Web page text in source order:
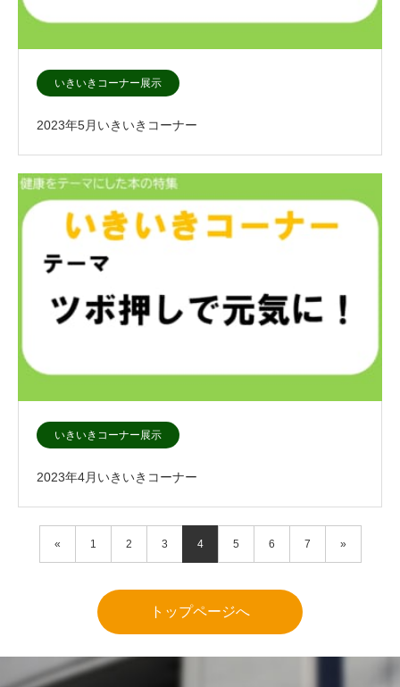
いきいきコーナー展示
2023年5月いきいきコーナー
いきいきコーナー展示
2023年4月いきいきコーナー
« 1 2 3 4 5 6 7 »
トップページへ